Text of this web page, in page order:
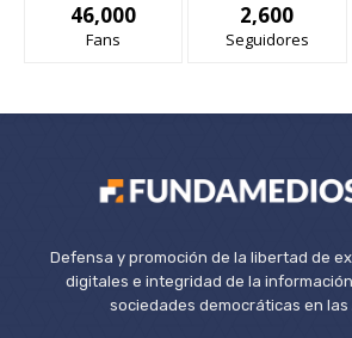
46,000
Fans
2,600
Seguidores
Defensa y promoción de la libertad de
digitales e integridad de la
sociedades democráticas en las